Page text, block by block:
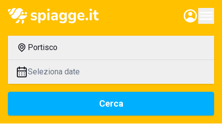
Portisco
Seleziona date
Cerca